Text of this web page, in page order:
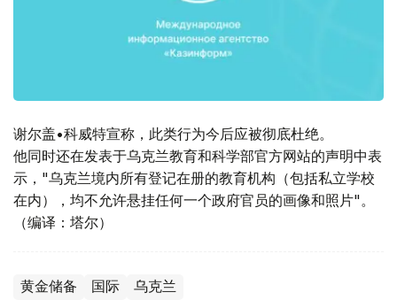
谢尔盖•科威特宣称，此类行为今后应被彻底杜绝。
他同时还在发表于乌克兰教育和科学部官方网站的声明中表
示，"乌克兰境内所有登记在册的教育机构（包括私立学校
在内），均不允许悬挂任何一个政府官员的画像和照片"。
（编译：塔尔）
黄金储备 国际 乌克兰